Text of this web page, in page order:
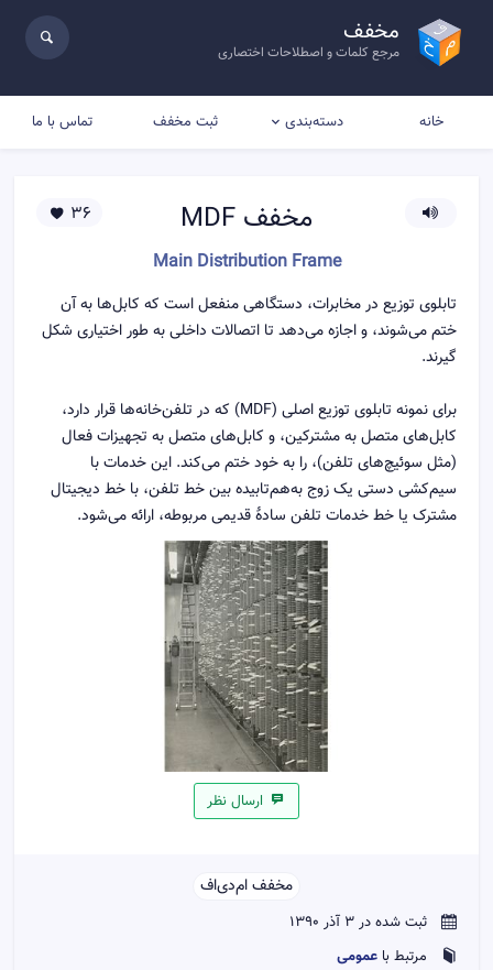
مخفف
مرجع کلمات و اصطلاحات اختصاری
خانه دسته‌بندی ثبت مخفف تماس با ما
مخفف MDF
Main Distribution Frame
36
تابلوی توزیع در مخابرات، دستگاهی منفعل است که کابل‌ها به آن
ختم می‌شوند، و اجازه می‌دهد تا اتصالات داخلی به طور اختیاری شکل
گیرند.
برای نمونه تابلوی توزیع اصلی (MDF) که در تلفن‌خانه‌ها قرار دارد،
کابل‌های متصل به مشترکین، و کابل‌های متصل به تجهیزات فعال
(مثل سوئیچ‌های تلفن)، را به خود ختم می‌کند. این خدمات با
سیم‌کشی دستی یک زوج به‌هم‌تابیده بین خط تلفن، با خط دیجیتال
مشترک یا خط خدمات تلفن سادهٔ قدیمی مربوطه، ارائه می‌شود.
ارسال نظر
مخفف ام‌دی‌اف‌‌
ثبت شده در 3 آذر 1390
مرتبط باعمومی